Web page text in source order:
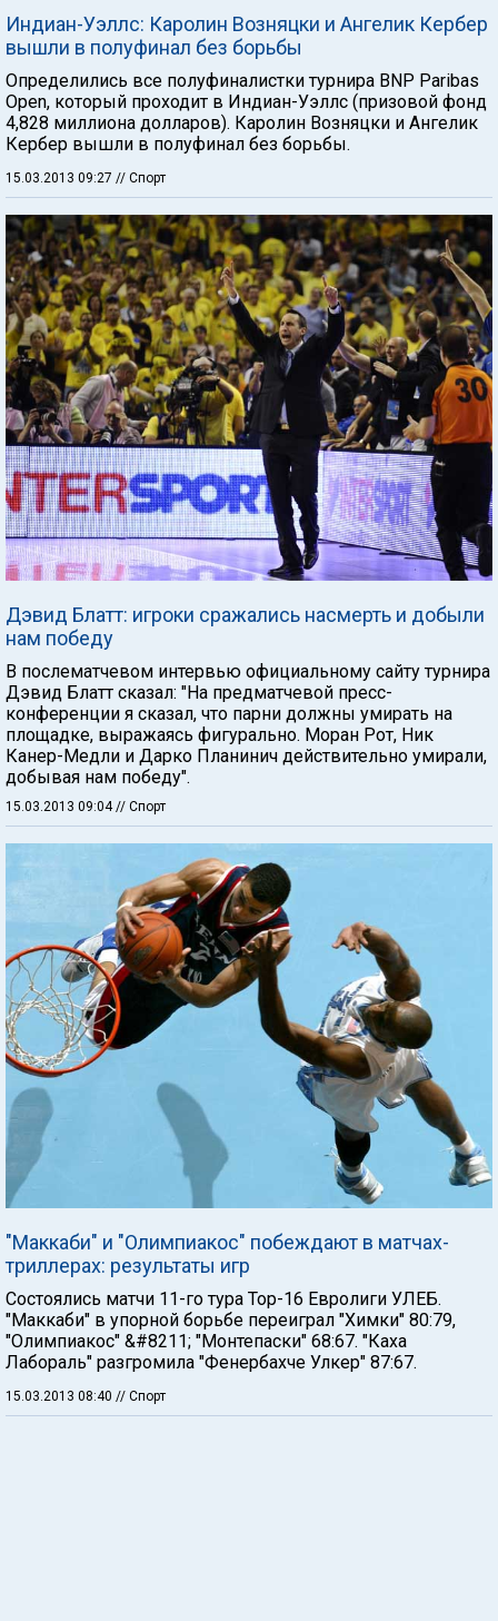
Индиан-Уэллс: Каролин Возняцки и Ангелик Кербер
вышли в полуфинал без борьбы
Определились все полуфиналистки турнира BNP Paribas
Open, который проходит в Индиан-Уэллс (призовой фонд
4,828 миллиона долларов). Каролин Возняцки и Ангелик
Кербер вышли в полуфинал без борьбы.
15.03.2013 09:27 // Спорт
Дэвид Блатт: игроки сражались насмерть и добыли
нам победу
В послематчевом интервью официальному сайту турнира
Дэвид Блатт сказал: "На предматчевой пресс-
конференции я сказал, что парни должны умирать на
площадке, выражаясь фигурально. Моран Рот, Ник
Канер-Медли и Дарко Планинич действительно умирали,
добывая нам победу".
15.03.2013 09:04 // Спорт
"Маккаби" и "Олимпиакос" побеждают в матчах-
триллерах: результаты игр
Состоялись матчи 11-го тура Тор-16 Евролиги УЛЕБ.
"Маккаби" в упорной борьбе переиграл "Химки" 80:79,
"Олимпиакос" &#8211; "Монтепаски" 68:67. "Каха
Лабораль" разгромила "Фенербахче Улкер" 87:67.
15.03.2013 08:40 // Спорт